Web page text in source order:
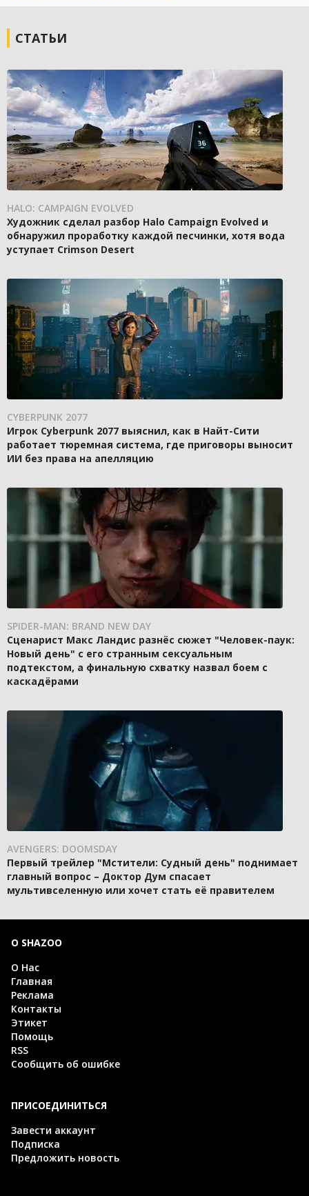
СТАТЬИ
HALO: CAMPAIGN EVOLVED
Художник сделал разбор Halo Campaign Evolved и
обнаружил проработку каждой песчинки, хотя вода
уступает Crimson Desert
CYBERPUNK 2077
Игрок Cyberpunk 2077 выяснил, как в Найт-Сити
работает тюремная система, где приговоры выносит
ИИ без права на апелляцию
SPIDER-MAN: BRAND NEW DAY
Сценарист Макс Ландис разнёс сюжет "Человек-паук:
Новый день" с его странным сексуальным
подтекстом, а финальную схватку назвал боем с
каскадёрами
AVENGERS: DOOMSDAY
Первый трейлер "Мстители: Судный день" поднимает
главный вопрос – Доктор Дум спасает
мультивселенную или хочет стать её правителем
О SHAZOO
О Нас
Главная
Реклама
Контакты
Этикет
Помощь
RSS
Сообщить об ошибке
ПРИСОЕДИНИТЬСЯ
Завести аккаунт
Подписка
Предложить новость